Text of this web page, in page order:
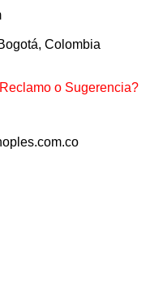
Colombia
o Sugerencia?